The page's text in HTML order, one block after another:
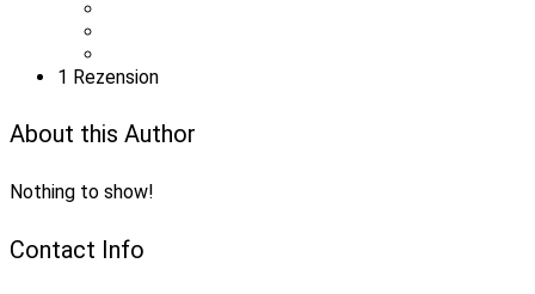
1 Rezension
About this Author
Nothing to show!
Contact Info